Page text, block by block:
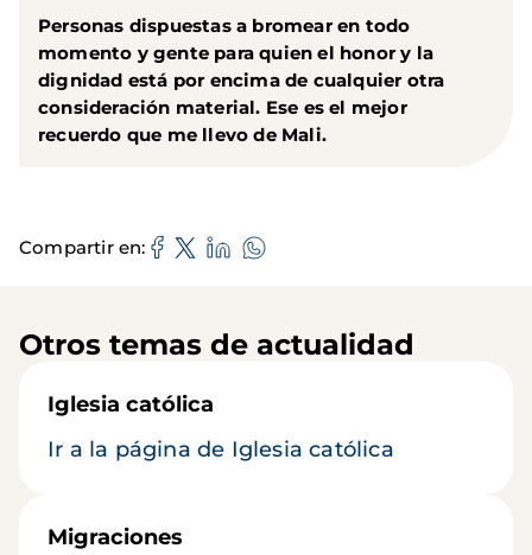
Personas dispuestas a bromear en todo
momento y gente para quien el honor y la
dignidad está por encima de cualquier otra
consideración material. Ese es el mejor
recuerdo que me llevo de Mali.
Compartir en
Otros temas de actualidad
Iglesia católica
Ir a la página de Iglesia católica
Migraciones